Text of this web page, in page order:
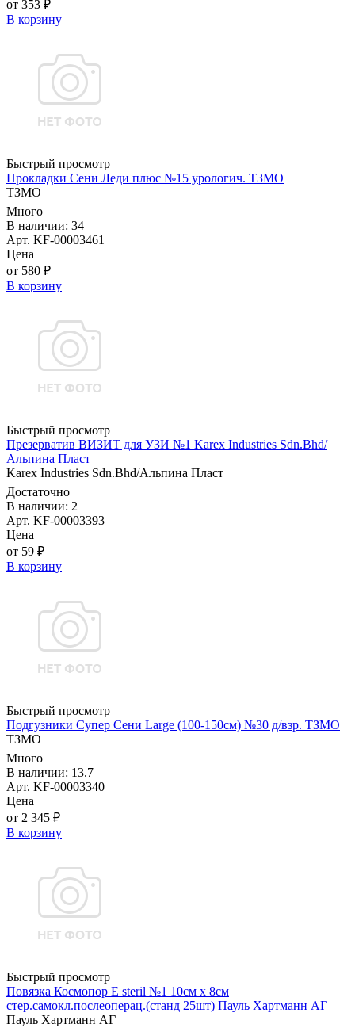
от 353 ₽
В корзину
Быстрый просмотр
Прокладки Сени Леди плюс №15 урологич. ТЗМО
ТЗМО
Много
В наличии: 34
Арт. KF-00003461
Цена
от 580 ₽
В корзину
Быстрый просмотр
Презерватив ВИЗИТ для УЗИ №1 Karex Industries Sdn.Bhd/
Альпина Пласт
Karex Industries Sdn.Bhd/Альпина Пласт
Достаточно
В наличии: 2
Арт. KF-00003393
Цена
от 59 ₽
В корзину
Быстрый просмотр
Подгузники Супер Сени Large (100-150см) №30 д/взр. ТЗМО
ТЗМО
Много
В наличии: 13.7
Арт. KF-00003340
Цена
от 2 345 ₽
В корзину
Быстрый просмотр
Повязка Космопор E steril №1 10см х 8см
стер.самокл.послеоперац.(станд 25шт) Пауль Хартманн AГ
Пауль Хартманн AГ